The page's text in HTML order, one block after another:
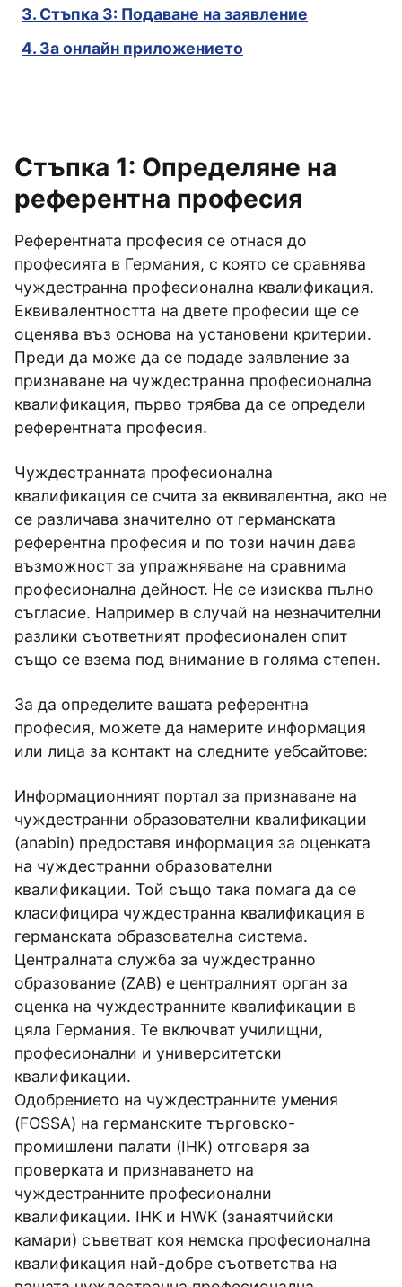
Стъпка 1: Определяне на
референтна професия
Референтната професия се отнася до
професията в Германия, с която се сравнява
чуждестранна професионална квалификация.
Еквивалентността на двете професии ще се
оценява въз основа на установени критерии.
Преди да може да се подаде заявление за
признаване на чуждестранна професионална
квалификация, първо трябва да се определи
референтната професия.
Чуждестранната професионална
квалификация се счита за еквивалентна, ако не
се различава значително от германската
референтна професия и по този начин дава
възможност за упражняване на сравнима
професионална дейност. Не се изисква пълно
съгласие. Например в случай на незначителни
разлики съответният професионален опит
също се взема под внимание в голяма степен.
За да определите вашата референтна
професия, можете да намерите информация
или лица за контакт на следните уебсайтове:
Информационният портал за признаване на
чуждестранни образователни квалификации
(anabin) предоставя информация за оценката
на чуждестранни образователни
квалификации. Той също така помага да се
класифицира чуждестранна квалификация в
германската образователна система.
Централната служба за чуждестранно
образование (ZAB) е централният орган за
оценка на чуждестранните квалификации в
цяла Германия. Те включват училищни,
професионални и университетски
квалификации.
Одобрението на чуждестранните умения
(FOSSA) на германските търговско-
промишлени палати (IHK) отговаря за
проверката и признаването на
чуждестранните професионални
квалификации. IHK и HWK (занаятчийски
камари) съветват коя немска професионална
квалификация най-добре съответства на
3. Стъпка 3: Подаване на заявление
4. За онлайн приложението